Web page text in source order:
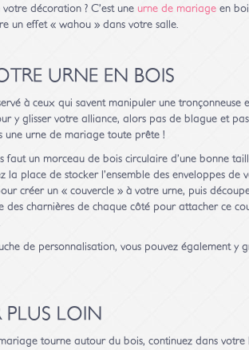
décoration ? C’est une urne de mariage en
un effet « wahou » dans votre salle.
URNE EN BOIS
à ceux qui savent manipuler une
y glisser votre alliance, alors pas de blague et
une urne de mariage toute prête !
faut un morceau de bois circulaire d’une bonne
la place de stocker l’ensemble des enveloppes de
créer un « couvercle » à votre urne, puis
des charnières de chaque côté pour attacher ce
de personnalisation, vous pouvez également y
PLUS LOIN
tourne autour du bois, continuez dans votre